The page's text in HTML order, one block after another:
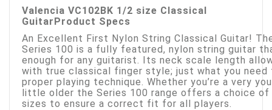
Valencia VC102BK 1/2 size Classical
GuitarProduct Specs
An Excellent First Nylon String Classical Guitar!
Series 100 is a fully featured, nylon string guitar
enough for any guitarist. Its neck scale length
with true classical finger style; just what you need
proper playing technique. Whether you’re a very
little older the Series 100 range offers a choice of
sizes to ensure a correct fit for all players.